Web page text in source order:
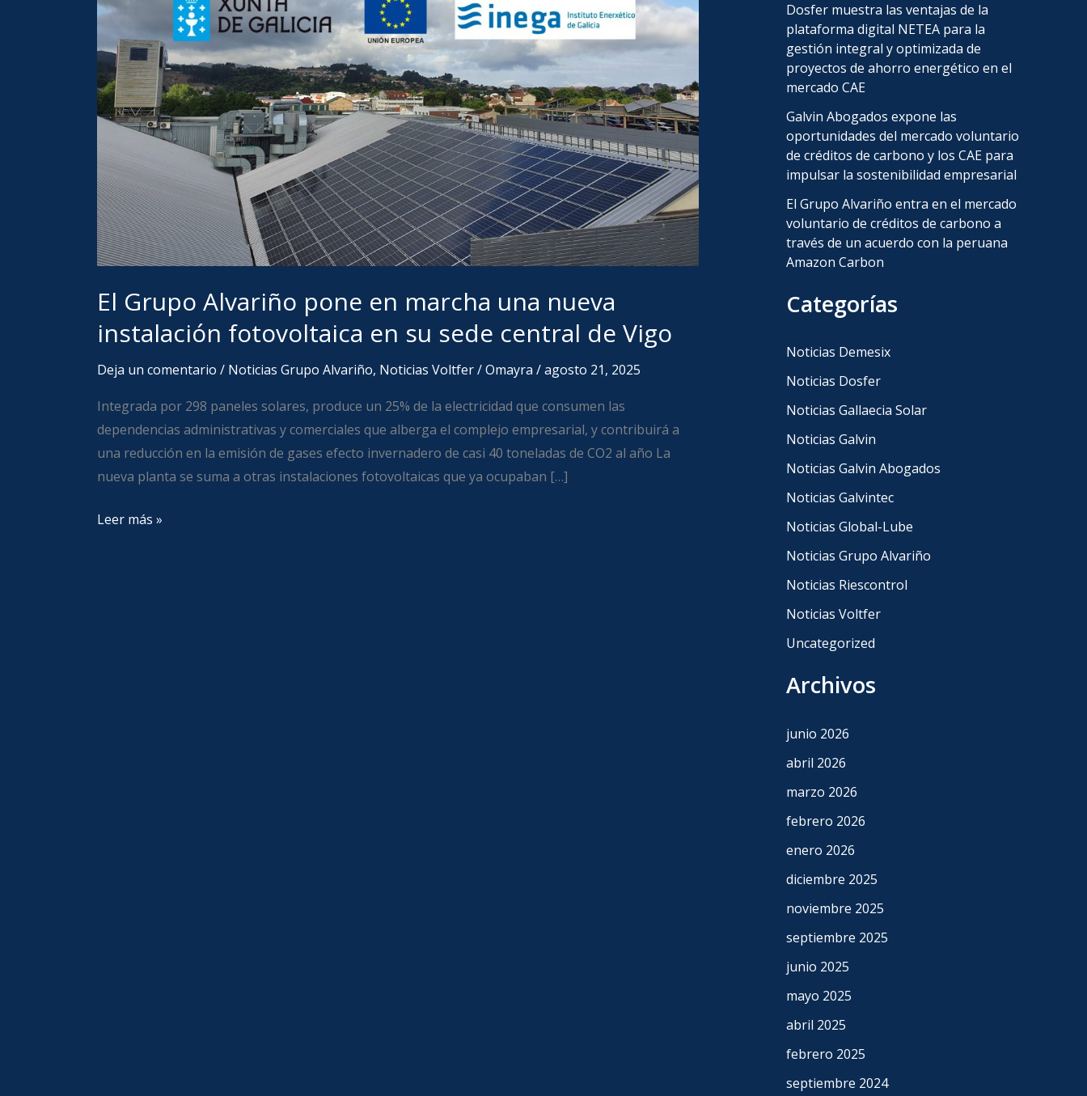
El Grupo Alvariño pone en marcha una nueva
instalación fotovoltaica en su sede central de Vigo
Deja un comentario / Noticias Grupo Alvariño, Noticias Voltfer/Omayra /agosto 21, 2025
Integrada por 298 paneles solares, produce un 25% de la electricidad que consumen las
dependencias administrativas y comerciales que alberga el complejo empresarial, y contribuirá a
una reducción en la emisión de gases efecto invernadero de casi 40 toneladas de CO2 al año La
nueva planta se suma a otras instalaciones fotovoltaicas que ya ocupaban […]
Alvariño
en
marcha
una
nueva
fotovoltaica
en
su
sede
central
de
Vigo
Leer más »
Dosfer muestra las ventajas de la
plataforma digital NETEA para la
gestión integral y optimizada de
proyectos de ahorro energético en el
mercado CAE
Galvin Abogados expone las
oportunidades del mercado voluntario
de créditos de carbono y los CAE para
impulsar la sostenibilidad empresarial
El Grupo Alvariño entra en el mercado
voluntario de créditos de carbono a
través de un acuerdo con la peruana
Amazon Carbon
Categorías
Noticias Demesix
Noticias Dosfer
Noticias Gallaecia Solar
Noticias Galvin
Noticias Galvin Abogados
Noticias Galvintec
Noticias Global-Lube
Noticias Grupo Alvariño
Noticias Riescontrol
Noticias Voltfer
Uncategorized
Archivos
junio 2026
abril 2026
marzo 2026
febrero 2026
enero 2026
diciembre 2025
noviembre 2025
septiembre 2025
junio 2025
mayo 2025
abril 2025
febrero 2025
septiembre 2024